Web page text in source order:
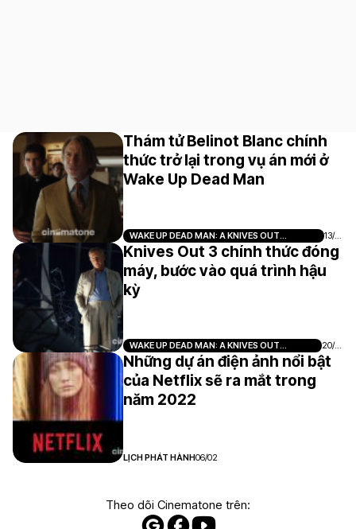
Thám tử Belinot Blanc chính
thức trở lại trong vụ án mới ở
Wake Up Dead Man
WAKE UP DEAD MAN: A KNIVES OUT
MYSTERY
13/0
Knives Out 3 chính thức đóng
máy, bước vào quá trình hậu
kỳ
WAKE UP DEAD MAN: A KNIVES OUT
MYSTERY
20/0
8
Những dự án điện ảnh nổi bật
của Netflix sẽ ra mắt trong
năm 2022
LỊCH PHÁT HÀNH06/02
Theo dõi Cinematone trên: